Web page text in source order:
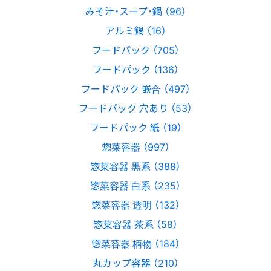
みそ汁・スープ・鍋 （96）
アルミ鍋 （16）
フードパック （705）
フードパック （136）
フードパック 嵌合 （497）
フードパック 穴あり （53）
フードパック 紙 （19）
惣菜容器 （997）
惣菜容器 黒系 （388）
惣菜容器 白系 （235）
惣菜容器 透明 （132）
惣菜容器 茶系 （58）
惣菜容器 柄物 （184）
丸カップ容器 （210）